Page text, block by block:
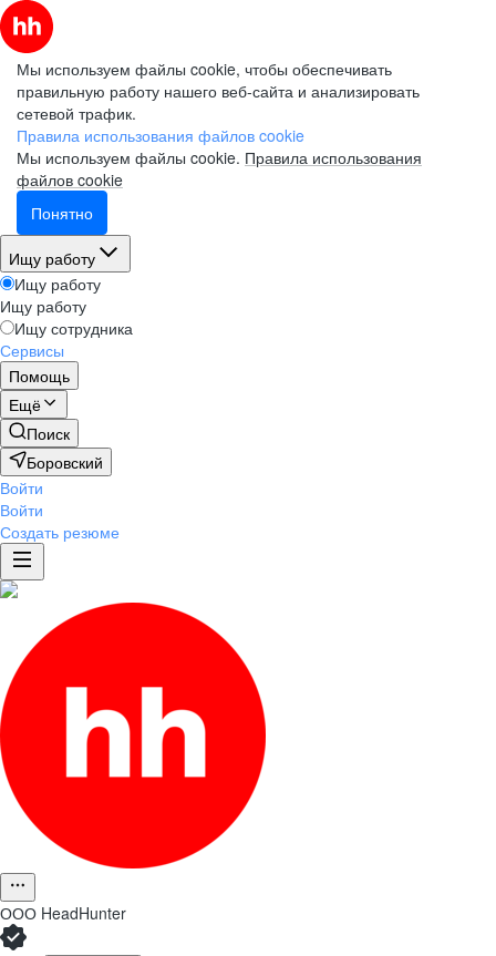
Мы используем файлы cookie, чтобы обеспечивать
правильную работу нашего веб-сайта и анализировать
сетевой трафик.
Правила использования файлов cookie
Мы используем файлы cookie. Правила использования
файлов cookie
Понятно
Ищу работу
Ищу работу
Ищу работу
Ищу сотрудника
Сервисы
Помощь
Ещё
Поиск
Боровский
Войти
Войти
Создать резюме
ООО HeadHunter